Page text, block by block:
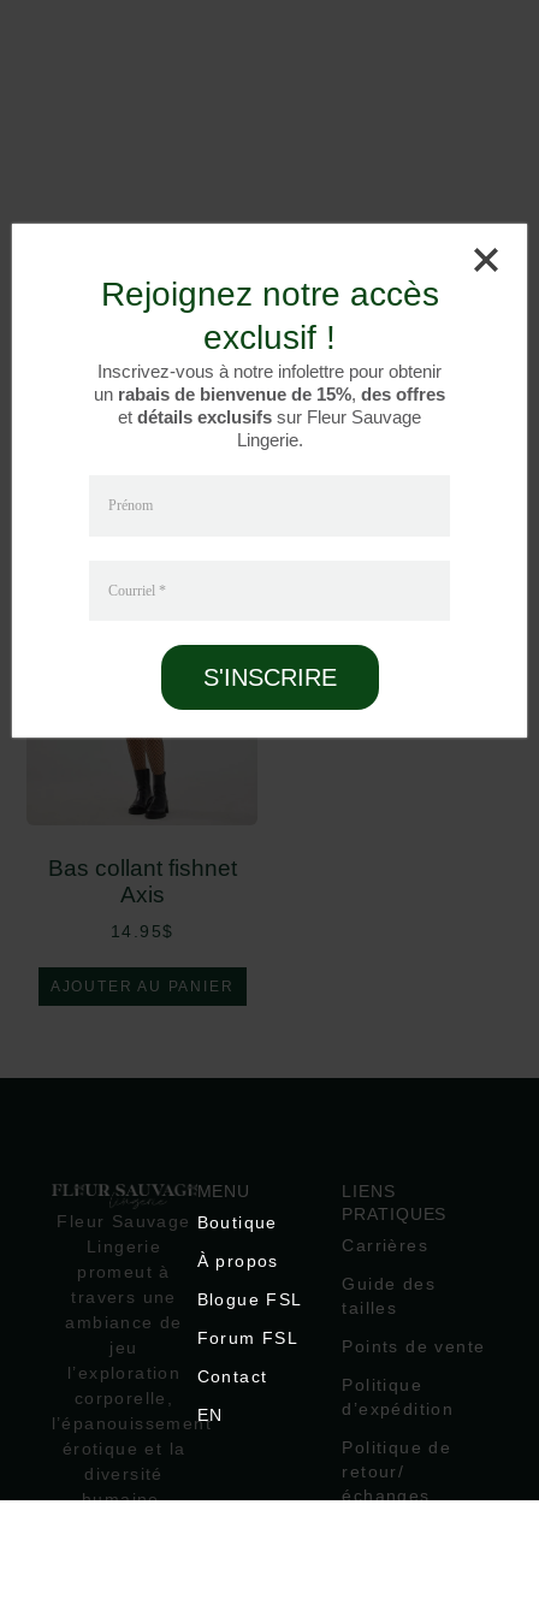
Bas collant fishnet
Axis
14.95$
AJOUTER AU PANIER
Fleur Sauvage
Lingerie
promeut à
travers une
ambiance de
jeu
l’exploration
corporelle,
l’épanouissement
érotique et la
diversité
humaine.
MENU
Boutique
À propos
Blogue FSL
Forum FSL
Contact
EN
LIENS
PRATIQUES
Carrières
Guide des
tailles
Points de vente
Politique
d’expédition
Politique de
retour/
échanges
Rejoignez notre accès
exclusif !
Inscrivez-vous à notre infolettre pour obtenir
un rabais de bienvenue de 15%, des offres
et détails exclusifs sur Fleur Sauvage
Lingerie.
Prénom
Courriel *
S'INSCRIRE